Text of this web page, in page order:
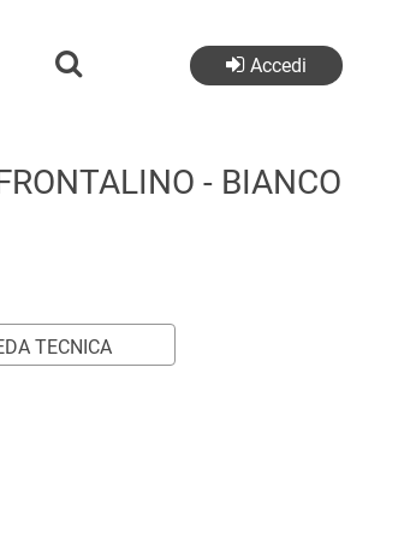
Accedi
- BIANCO
TECNICA